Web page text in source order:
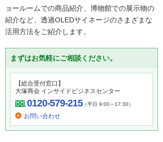
ョールームでの商品紹介、博物館での展示物の
紹介など、透過OLEDサイネージのさまざまな
活用方法をご紹介します。
まずはお気軽にご相談ください。
【総合受付窓口】
大塚商会 インサイドビジネスセンター
0120-579-215（平日 9:00～17:30）
お問い合わせ